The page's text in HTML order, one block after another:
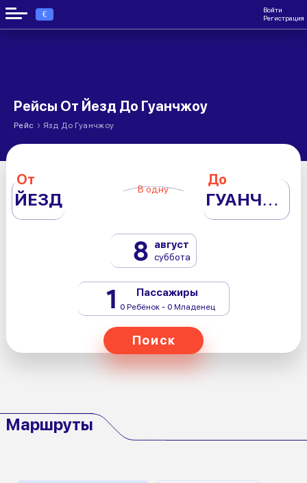
€
Войти
Регистрация
Рейсы От Йезд До Гуанчжоу
Рейс › Язд До Гуанчжоу
От
ЙЕЗД В одну
До
ГУАНЧЖОУ
8 август
суббота
1 Пассажиры
0 Ребёнок - 0 Младенец
Поиск
Маршруты